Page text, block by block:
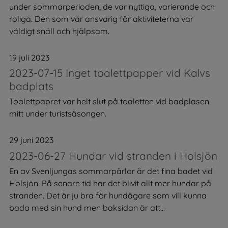
under sommarperioden, de var nyttiga, varierande och
roliga. Den som var ansvarig för aktiviteterna var
väldigt snäll och hjälpsam.
19 juli 2023
2023-07-15 Inget toalettpapper vid Kalvs
badplats
Toalettpapret var helt slut på toaletten vid badplasen
mitt under turistsäsongen.
29 juni 2023
2023-06-27 Hundar vid stranden i Holsjön
En av Svenljungas sommarpärlor är det fina badet vid
Holsjön. På senare tid har det blivit allt mer hundar på
stranden. Det är ju bra för hundägare som vill kunna
bada med sin hund men baksidan är att...